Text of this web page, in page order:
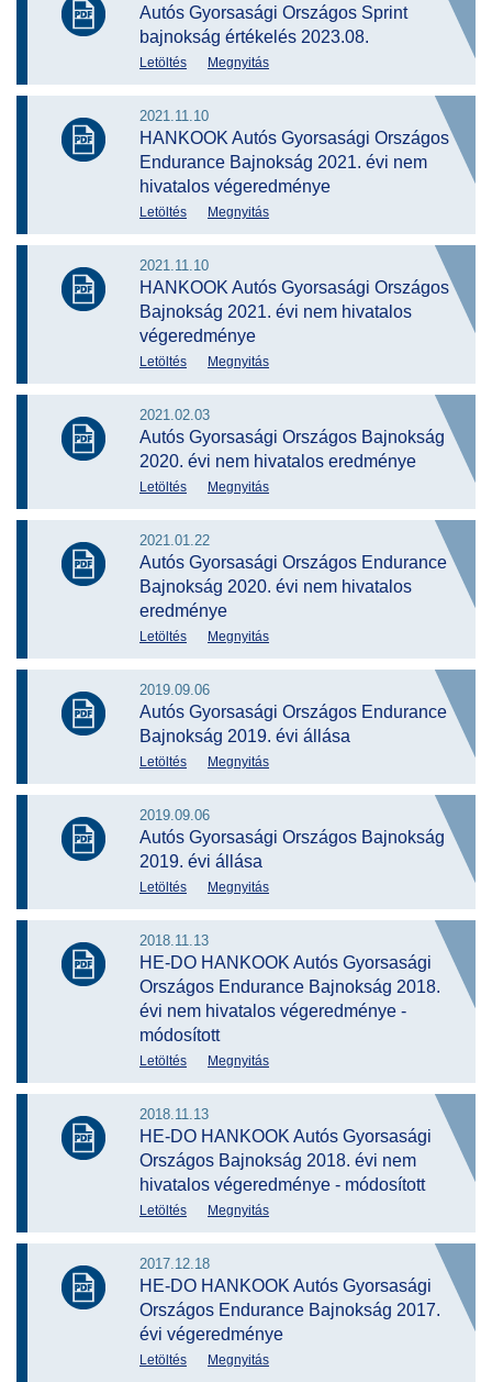
Autós Gyorsasági Országos Sprint
bajnokság értékelés 2023.08.
Letöltés Megnyitás
2021.11.10
HANKOOK Autós Gyorsasági Országos
Endurance Bajnokság 2021. évi nem
hivatalos végeredménye
Letöltés Megnyitás
2021.11.10
HANKOOK Autós Gyorsasági Országos
Bajnokság 2021. évi nem hivatalos
végeredménye
Letöltés Megnyitás
2021.02.03
Autós Gyorsasági Országos Bajnokság
2020. évi nem hivatalos eredménye
Letöltés Megnyitás
2021.01.22
Autós Gyorsasági Országos Endurance
Bajnokság 2020. évi nem hivatalos
eredménye
Letöltés Megnyitás
2019.09.06
Autós Gyorsasági Országos Endurance
Bajnokság 2019. évi állása
Letöltés Megnyitás
2019.09.06
Autós Gyorsasági Országos Bajnokság
2019. évi állása
Letöltés Megnyitás
2018.11.13
HE-DO HANKOOK Autós Gyorsasági
Országos Endurance Bajnokság 2018.
évi nem hivatalos végeredménye -
módosított
Letöltés Megnyitás
2018.11.13
HE-DO HANKOOK Autós Gyorsasági
Országos Bajnokság 2018. évi nem
hivatalos végeredménye - módosított
Letöltés Megnyitás
2017.12.18
HE-DO HANKOOK Autós Gyorsasági
Országos Endurance Bajnokság 2017.
évi végeredménye
Letöltés Megnyitás